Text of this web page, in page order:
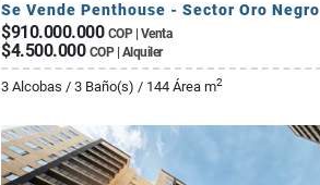
Se Vende Penthouse - Sector Oro Negro
$910.000.000 COP | Venta
$4.500.000 COP | Alquiler
3 Alcobas / 3 Baño(s) / 144 Área m2